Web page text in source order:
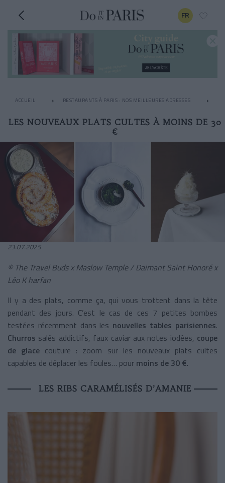
FR
ACCUEIL RESTAURANTS À PARIS : NOS MEILLEURES ADRESSES
LES NOUVEAUX PLATS CULTES À MOINS DE 30
€
23.07.2025
© The Travel Buds x Maslow Temple / Daimant Saint Honoré x
Léo K harfan
Il y a des plats, comme ça, qui vous trottent dans la tête
pendant des jours. C’est le cas de ces 7 petites bombes
testées récemment dans les nouvelles tables parisiennes.
Churros salés addictifs, faux caviar aux notes iodées, coupe
de glace couture : zoom sur les nouveaux plats cultes
capables de déplacer les foules… pour moins de 30 €.
LES RIBS CARAMÉLISÉS D’AMANIE